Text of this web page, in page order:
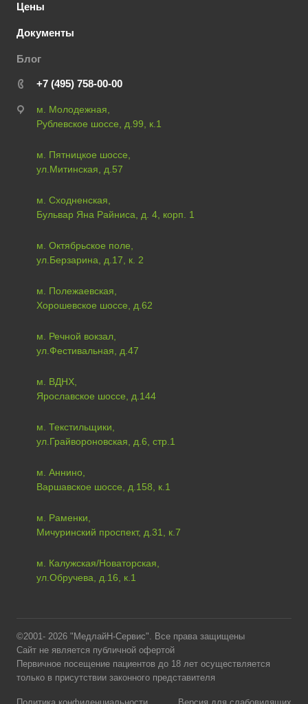
Цены
Документы
Блог
+7 (495) 758-00-00
м. Молодежная,
Рублевское шоссе, д.99, к.1
м. Пятницкое шоссе,
ул.Митинская, д.57
м. Сходненская,
Бульвар Яна Райниса, д. 4, корп. 1
м. Октябрьское поле,
ул.Берзарина, д.17, к. 2
м. Полежаевская,
Хорошевское шоссе, д.62
м. Речной вокзал,
ул.Фестивальная, д.47
м. ВДНХ,
Ярославское шоссе, д.144
м. Текстильщики,
ул.Грайвороновская, д.6, стр.1
м. Аннино,
Варшавское шоссе, д.158, к.1
м. Раменки,
Мичуринский проспект, д.31, к.7
м. Калужская/Новаторская,
ул.Обручева, д.16, к.1
©2001- 2026 "МедлайН-Сервис". Все права защищены
Сайт не является публичной офертой
Первичное посещение пациентов до 18 лет осуществляется
только в присутствии законного представителя